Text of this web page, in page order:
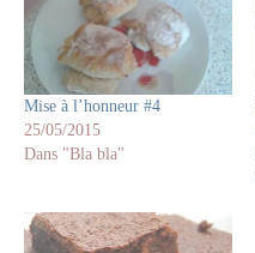
Mise à l’honneur #4
25/05/2015
Dans "Bla bla"